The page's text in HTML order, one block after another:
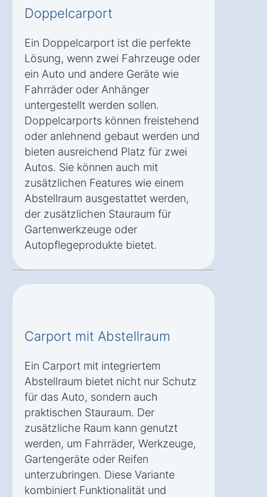
Doppelcarport
Ein Doppelcarport ist die perfekte
Lösung, wenn zwei Fahrzeuge oder
ein Auto und andere Geräte wie
Fahrräder oder Anhänger
untergestellt werden sollen.
Doppelcarports können freistehend
oder anlehnend gebaut werden und
bieten ausreichend Platz für zwei
Autos. Sie können auch mit
zusätzlichen Features wie einem
Abstellraum ausgestattet werden,
der zusätzlichen Stauraum für
Gartenwerkzeuge oder
Autopflegeprodukte bietet.
Carport mit Abstellraum
Ein Carport mit integriertem
Abstellraum bietet nicht nur Schutz
für das Auto, sondern auch
praktischen Stauraum. Der
zusätzliche Raum kann genutzt
werden, um Fahrräder, Werkzeuge,
Gartengeräte oder Reifen
unterzubringen. Diese Variante
kombiniert Funktionalität und